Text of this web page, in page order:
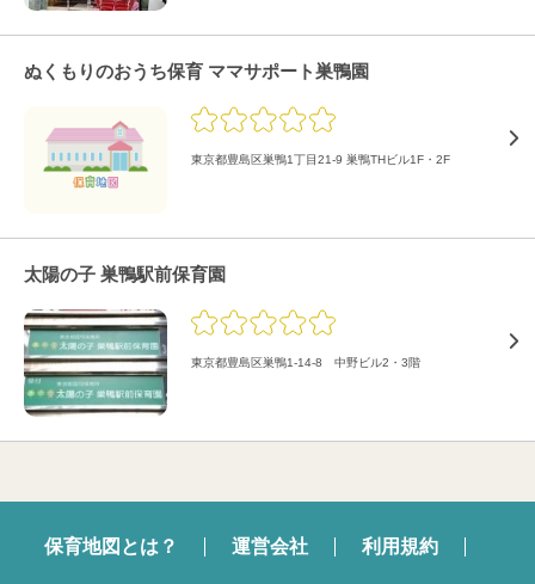
ぬくもりのおうち保育 ママサポート巣鴨園
東京都豊島区巣鴨1丁目21-9 巣鴨THビル1F・2F
太陽の子 巣鴨駅前保育園
東京都豊島区巣鴨1-14-8 中野ビル2・3階
保育地図とは？ 運営会社 利用規約